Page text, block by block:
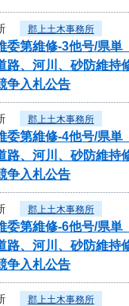
郡上土木事務所
委第維修‐3他号/県
路、河川、砂防維持
争入札公告
郡上土木事務所
委第維修‐4他号/県
路、河川、砂防維持
争入札公告
郡上土木事務所
委第維修‐6他号/県
路、河川、砂防維持
争入札公告
郡上土木事務所